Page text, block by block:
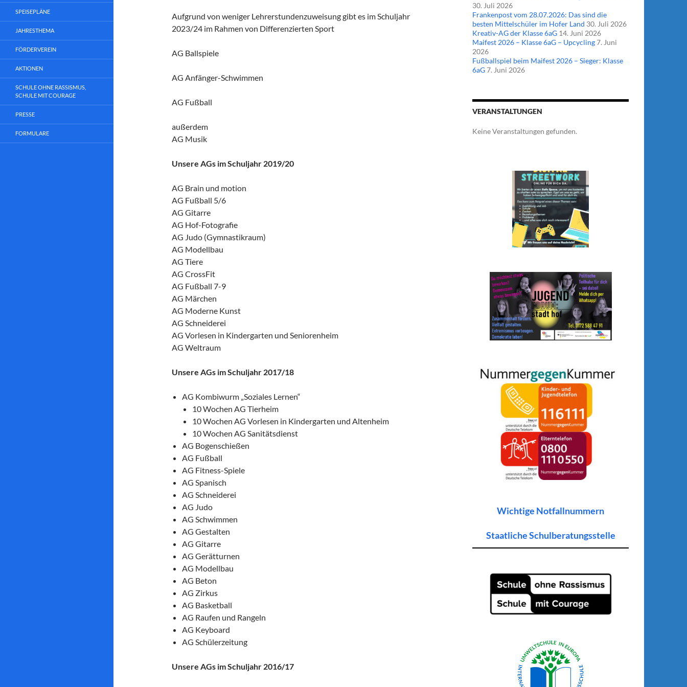
Aufgrund von weniger Lehrerstundenzuweisung gibt es im Schuljahr
2023/24 im Rahmen von Differenzierten Sport
AG Ballspiele
AG Anfänger-Schwimmen
AG Fußball
außerdem
AG Musik
Unsere AGs im Schuljahr 2019/20
AG Brain und motion
AG Fußball 5/6
AG Gitarre
AG Hof-Fotografie
AG Judo (Gymnastikraum)
AG Modellbau
AG Tiere
AG CrossFit
AG Fußball 7-9
AG Märchen
AG Moderne Kunst
AG Schneiderei
AG Vorlesen in Kindergarten und Seniorenheim
AG Weltraum
Unsere AGs im Schuljahr 2017/18
AG Kombiwurm „Soziales Lernen“
10 Wochen AG Tierheim
10 Wochen AG Vorlesen in Kindergarten und Altenheim
10 Wochen AG Sanitätsdienst
AG Bogenschießen
AG Fußball
AG Fitness-Spiele
AG Spanisch
AG Schneiderei
AG Judo
AG Schwimmen
AG Gestalten
AG Gitarre
AG Gerätturnen
AG Modellbau
AG Beton
AG Zirkus
AG Basketball
AG Raufen und Rangeln
AG Keyboard
AG Schülerzeitung
Unsere AGs im Schuljahr 2016/17
30. Juli 2026
Frankenpost vom 28.07.2026: Das sind die
besten Mittelschüler im Hofer Land 30. Juli 2026
Kreativ-AG der Klasse 6aG 14. Juni 2026
Maifest 2026 – Klasse 6aG – Upcycling7. Juni
2026
Fußballspiel beim Maifest 2026 – Sieger: Klasse
6aG7. Juni 2026
VERANSTALTUNGEN
Keine Veranstaltungen gefunden.
Wichtige Notfallnummern
Staatliche Schulberatungsstelle
SPEISEPLÄNE
JAHRESTHEMA
FÖRDERVEREIN
AKTIONEN
SCHULE OHNE RASSISMUS,
SCHULE MIT COURAGE
PRESSE
FORMULARE